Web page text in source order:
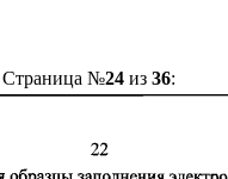
Страница №24из 36: